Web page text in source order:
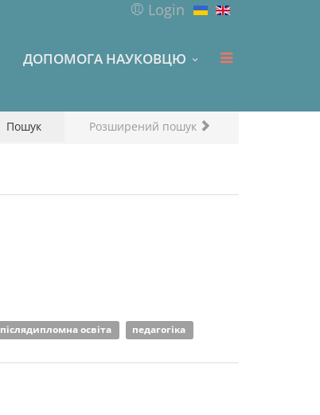
Login
ДОПОМОГА НАУКОВЦЮ
Пошук Розширений пошук
післядипломна освіта
педагогіка